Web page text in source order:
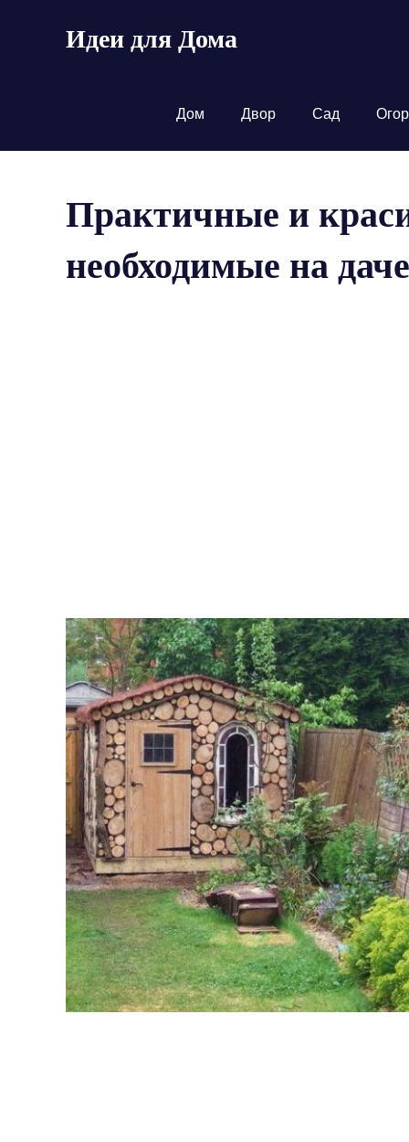
Идеи для Дома
Дом Двор Сад
Практичные и
необходимые на